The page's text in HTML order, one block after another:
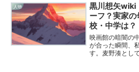
人物
黒川想矢wiki
ーフ？実家
校・中学は？
映画館の暗闇の
が合った瞬間、
す。麦野湊とし